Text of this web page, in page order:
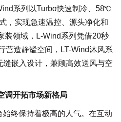
系列以Turbo快速制冷、58℃
，实现急速温控、源头净化和
装领域，L-Wind系列凭借20秒
营造静谧空间，LT-Wind沐风系
缝嵌入设计，兼顾高效送风与空
调开拓市场新格局
终保持着极高的人气。在互动